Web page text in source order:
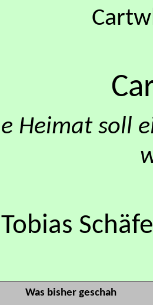
Heimat soll
Tobias
Was bisher geschah